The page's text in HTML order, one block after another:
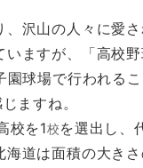
沢山の人々に愛さ
ますが、「高校
球場で行われる
ますね。
校を1校を選出し、
道は面積の大き